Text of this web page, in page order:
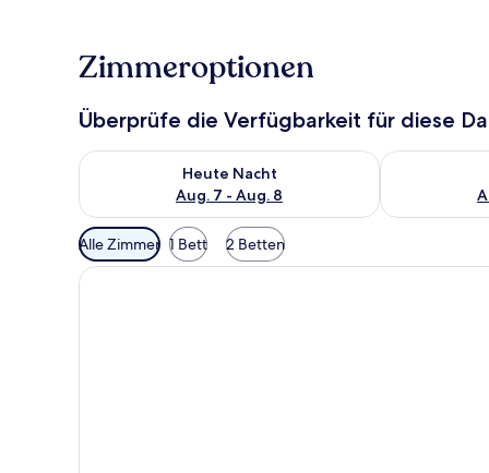
Zimmeroptionen
Überprüfe die Verfügbarkeit für diese
Heute Nacht
Aug. 7 - Aug. 8
Überprüfe die Verfügbarkeit für heute Nacht, Aug. 7
Überprüfe
Verfügbare
Filter
für
Alle Zimmer 1 Bett 2 Betten